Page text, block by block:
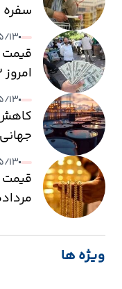
سفره
قیمت
امروز ۱۳ مردادماه ۱۴۰۵
جهانی
مردادماه
ویژه ها